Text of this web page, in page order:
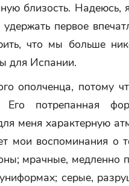
близость.
первое
что мы больше
для Испании.
ополченца, потому
потрепанная
меня характерную
мои воспоминания о
мрачные, медленно
серые,